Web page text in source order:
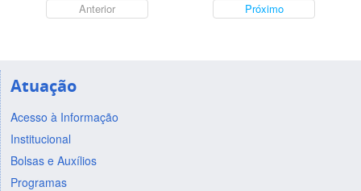
Anterior Próximo
Atuação
Acesso à Informação
Institucional
Bolsas e Auxílios
Programas